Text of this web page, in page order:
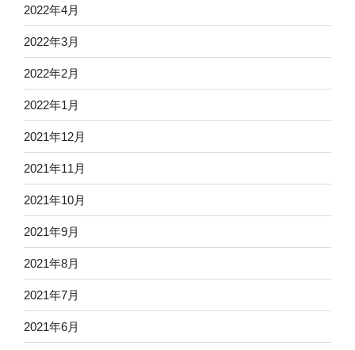
2022年4月
2022年3月
2022年2月
2022年1月
2021年12月
2021年11月
2021年10月
2021年9月
2021年8月
2021年7月
2021年6月